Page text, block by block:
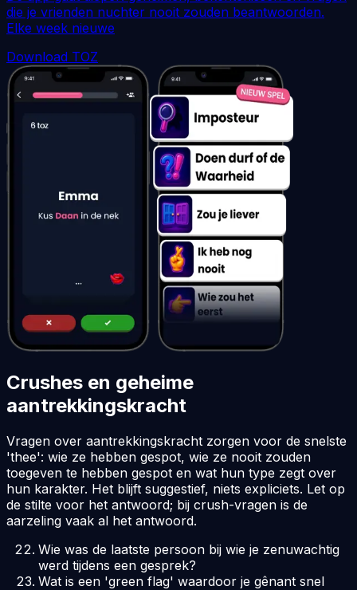
die je vrienden nuchter nooit zouden beantwoorden.
Elke week nieuwe
Download TOZ
Crushes en geheime
aantrekkingskracht
Vragen over aantrekkingskracht zorgen voor de snelste
'thee': wie ze hebben gespot, wie ze nooit zouden
toegeven te hebben gespot en wat hun type zegt over
hun karakter. Het blijft suggestief, niets expliciets. Let op
de stilte voor het antwoord; bij crush-vragen is de
aarzeling vaak al het antwoord.
Wie was de laatste persoon bij wie je zenuwachtig
werd tijdens een gesprek?
Wat is een 'green flag' waardoor je gênant snel